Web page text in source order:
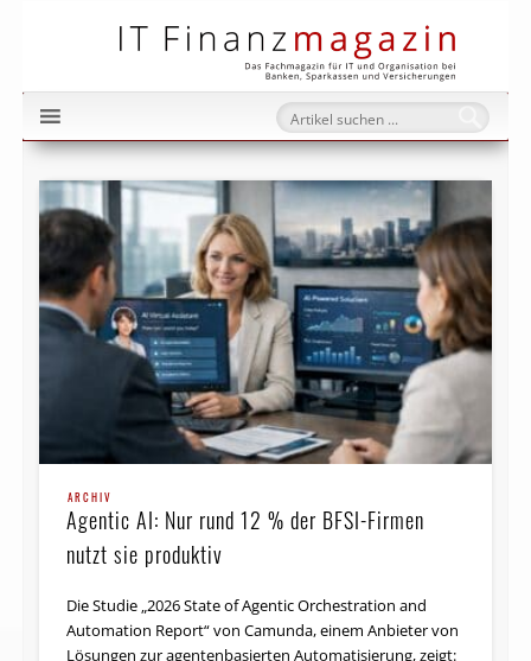
ARCHIV
Agentic AI: Nur rund 12 % der BFSI-Firmen
nutzt sie produktiv
Die Studie „2026 State of Agentic Orchestration and
Automation Report“ von Camunda, einem Anbieter von
Lösungen zur agentenbasierten Automatisierung, zeigt: